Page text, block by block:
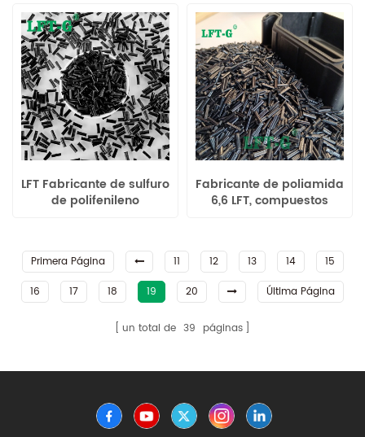
fibra de carbono
Plástico de ingeniería
especial
ingeniería especial
LFT Fabricante de sulfuro
de polifenileno
Materiales verdes
Fabricante de poliamida
6,6 LFT, compuestos
ecológicos
Primera Página 11 12 13 14
15
16
17 18 19 20 Última Página
un total de 39 páginas